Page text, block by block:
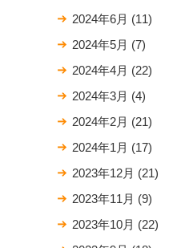
2024年6月 (11)
2024年5月 (7)
2024年4月 (22)
2024年3月 (4)
2024年2月 (21)
2024年1月 (17)
2023年12月 (21)
2023年11月 (9)
2023年10月 (22)